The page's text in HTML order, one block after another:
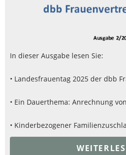
In dieser Ausgabe lesen Sie:
• Landesfrauentag 2025 der dbb
• Ein Dauerthema: Anrechnung
• Kinderbezogener